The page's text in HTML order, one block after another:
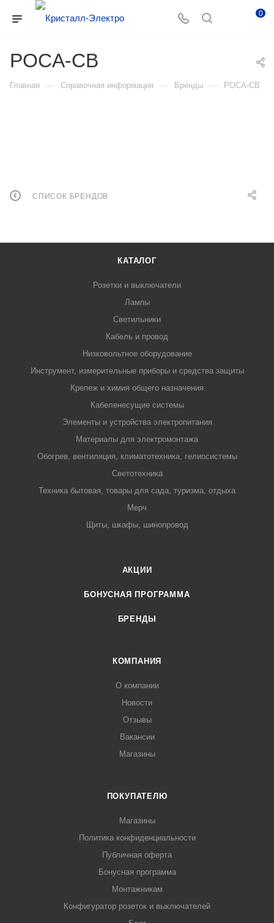
0
POCA-CB
Главная — Справочная информация — Бренды — POCA-CB
СПИСОК БРЕНДОВ
КАТАЛОГ
Розетки и выключатели
Лампы
Светильники
Кабель и провод
Низковольтное оборудование
Инструмент, измерительные приборы и средства защиты
Крепеж и химия общего назначения
Кабеленесущие системы
Элементы и устройства электропитания
Материалы для электромонтажа
Обогрев, вентиляция, климатотехника, гелиосистемы
Светотехника
Техника бытовая, товары для сада, туризма, отдыха
Мерч
Щиты, шкафы, шинопровод
АКЦИИ
БОНУСНАЯ ПРОГРАММА
БРЕНДЫ
КОМПАНИЯ
О компании
Новости
Отзывы
Вакансии
Магазины
ПОКУПАТЕЛЮ
Магазины
Политика конфиденциальности
Публичная оферта
Бонусная программа
Монтажникам
Конфигуратор розеток и выключателей